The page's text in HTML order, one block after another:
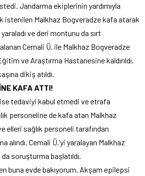
Jandarma ekiplerinin yardımıyla
istenilen Malkhaz Bogveradze kafa atarak
yaraladı ve deri montunu da sırt
Cemali Ü. ile Malkhaz Bogveradze
ve Araştırma Hastanesine kaldırıldı.
dikiş atıldı.
KAFA ATTI!
tedaviyi kabul etmedi ve etrafa
personeline de kafa atan Malkhaz
elleri sağlık personeli tarafından
alındı. Cemali Ü.’yi yaralayan Malkhaz
soruşturma başlatıldı.
buna evde bakıyorum. Akşam epilepsi